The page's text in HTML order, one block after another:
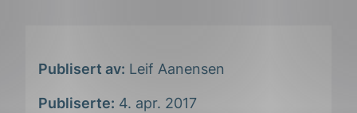
Publisert av: Leif Aanensen
Publiserte: 4. apr. 2017